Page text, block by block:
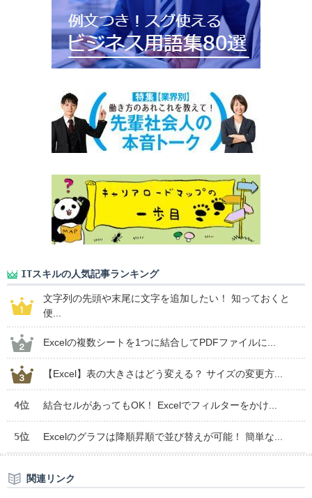
ITスキルの人気記事ランキング
文字列の先頭や末尾に文字を追加したい！ 知っておくと
便...
Excelの複数シートを1つに結合してPDFファイルに...
【Excel】表の大きさはどう変える？ サイズの変更方...
4位 結合セルがあってもOK！ Excelでフィルターをかけ...
5位 Excelのグラフは降順昇順で並び替えが可能！ 簡単な...
関連リンク